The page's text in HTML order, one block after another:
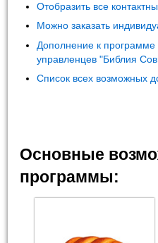
Отобразить все
Можно заказать
Дополнение к
управленцев "Библия
Список всех возможных
Основные
программы: